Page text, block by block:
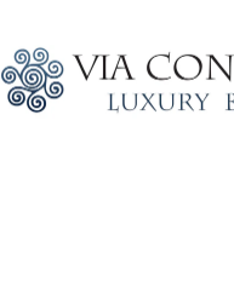
Via Condotti Store